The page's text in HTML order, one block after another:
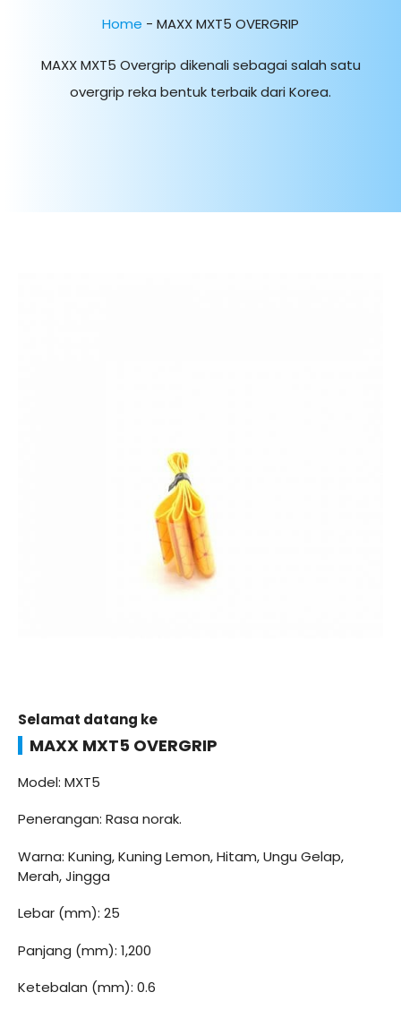
Home - MAXX MXT5 OVERGRIP
MAXX MXT5 Overgrip dikenali sebagai salah satu
overgrip reka bentuk terbaik dari Korea.
Selamat datang ke
MAXX MXT5 OVERGRIP
Model: MXT5
Penerangan: Rasa norak.
Warna: Kuning, Kuning Lemon, Hitam, Ungu Gelap,
Merah, Jingga
Lebar (mm): 25
Panjang (mm): 1,200
Ketebalan (mm): 0.6